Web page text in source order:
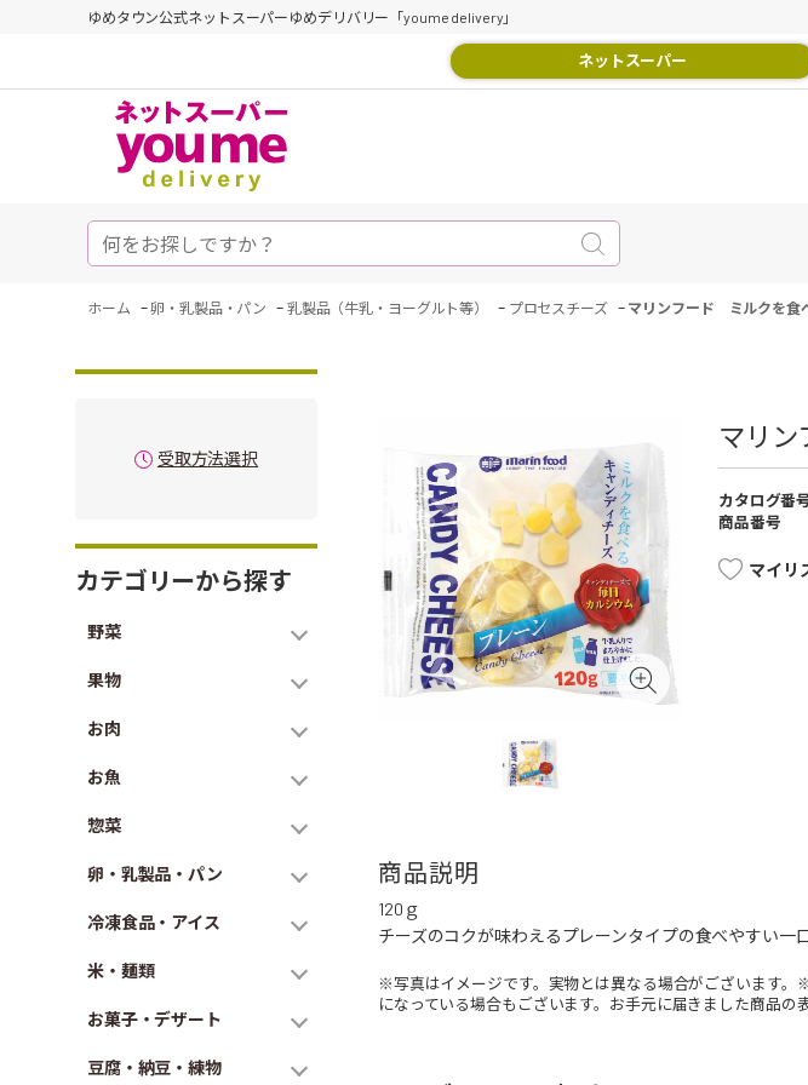
ゆめタウン公式ネットスーパーゆめデリバリー「youme delivery」
ネットスーパー
ホーム -卵・乳製品・パン - 乳製品（牛乳・ヨーグルト等） - プロセスチーズ - マリンフード ミルクを食
受取方法選択
カテゴリーから探す
野菜
果物
お肉
お魚
惣菜
卵・乳製品・パン
冷凍食品・アイス
米・麺類
お菓子・デザート
豆腐・納豆・練物
マリ
カタログ番
商品番号
マイリ
商品説明
120ｇ
チーズのコクが味わえるプレーンタイプの食べやすい一
※写真はイメージです。実物とは異なる場合がございます
になっている場合もございます。お手元に届きました商品の